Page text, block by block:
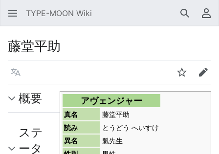
TYPE-MOON Wiki 検索 利
藤堂平助
言語 ウォッチ編集
アヴェンジャー
真名
藤堂平助
読み
とうどう へいすけ
異名
魁先生
概要
ステ
ータ